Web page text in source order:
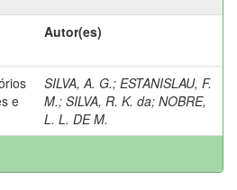
Autor(es)
e
SILVA, A. G.; ESTANISLAU, F.
M.; SILVA, R. K. da; NOBRE,
L. L. DE M.